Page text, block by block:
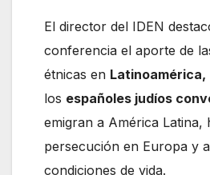
El director del IDEN
conferencia el aporte de
étnicas en Latinoamérica,
los españoles judíos
emigran a América Latina,
persecución en Europa y
condiciones de vida.